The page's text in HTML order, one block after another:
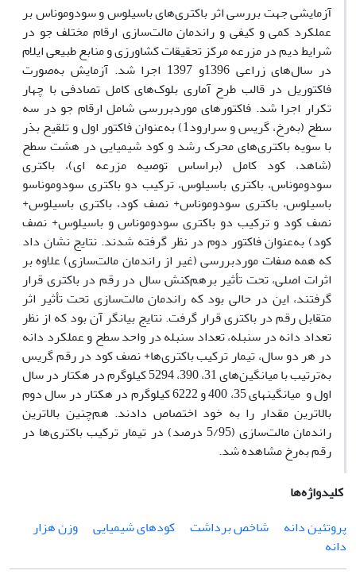
آزمایشی جهت بررسی اثر باکتری‌های باسیلوس و سودوموناس بر
عملکرد کمی و کیفی و راندمان مالت‌سازی ارقام مختلف جو در
شرایط دیم در مزرعه مرکز تحقیقات کشاورزی و منابع طبیعی ایلام
در سال‌های زراعی 1396و 1397 اجرا شد. آزمایش به‌صورت
فاکتوریل در قالب طرح آماری بلوک‌های کامل تصادفی با چهار
تکرار اجرا شد. فاکتورهای موردبررسی شامل ارقام جو در سه
سطح (به‌رخ، گریس و سرارود1) به‌عنوان فاکتور اول و تلقیح بذر
با سویه‌ باکتری‌های محرک رشد و کود شیمیایی در هشت سطح
(شاهد، کود کامل (براساس توصیه مزرعه ای)، باکتری
سودوموناس، باکتری باسیلوس، ترکیب دو باکتری سودوموناسو
باسیلوس، باکتری سودوموناس+ نصف کود، باکتری باسیلوس+
نصف کود و ترکیب دو باکتری سودوموناس و باسیلوس+ نصف
کود) به‌عنوان فاکتور دوم در نظر گرفته شدند. نتایج نشان داد
که همه صفات موردبررسی (غیر از راندمان مالت‌سازی) علاوه بر
اثرات اصلی، تحت تأثیر برهم‌کنش سال در رقم در باکتری قرار
گرفتند، این در حالی بود که راندمان مالت‌سازی تحت تأثیر اثر
متقابل رقم در باکتری قرار گرفت. نتایج بیانگر آن بود که از نظر
تعداد دانه در سنبله، تعداد سنبله در واحد سطح و عملکرد دانه
در هر دو سال، تیمار ترکیب باکتری‌ها+ نصف کود در رقم گریس
به‌ترتیب با میانگین‌های 31، 390، 5294 کیلوگرم در هکتار در سال
اول و میانگین­های 35، 400 و 6222 کیلوگرم در هکتار در سال دوم
بالاترین مقدار را به خود اختصاص دادند. هم‌چنین بالاترین
راندمان مالت‌سازی (5/95 درصد) در تیمار ترکیب باکتری‌ها در
رقم به‌رخ مشاهده شد.
کلیدواژه‌ها
پروتئین دانه
شاخص برداشت کودهای شیمیایی
وزن هزار
دانه